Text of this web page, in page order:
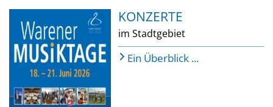
KONZERTE
im Stadtgebiet
Ein Überblick ...